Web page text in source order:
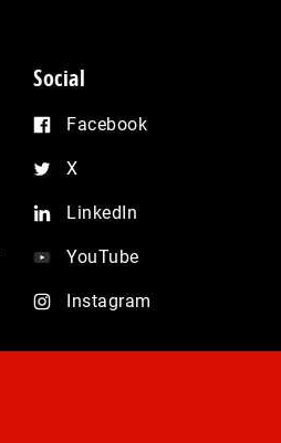
Social
Facebook
X
LinkedIn
YouTube
Instagram